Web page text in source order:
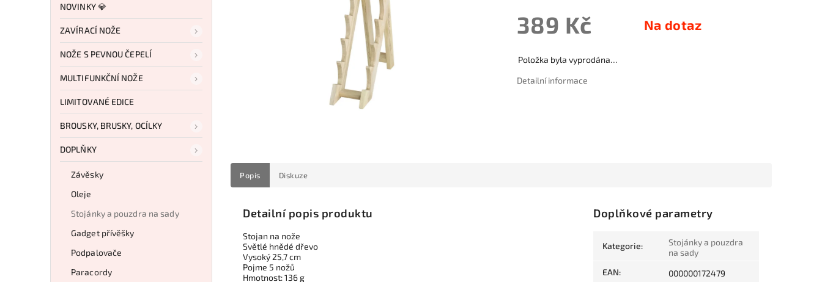
NOVINKY 💎
ZAVÍRACÍ NOŽE
NOŽE S PEVNOU ČEPELÍ
MULTIFUNKČNÍ NOŽE
LIMITOVANÉ EDICE
BROUSKY, BRUSKY, OCÍLKY
DOPLŇKY
Závěsky
Oleje
Stojánky a pouzdra na sady
Gadget přívěšky
Podpalovače
Paracordy
389 Kč Na dotaz
Položka byla vyprodána…
Detailní informace
Popis Diskuze
Detailní popis produktu
Stojan na nože
Světlé hnědé dřevo
Vysoký 25,7 cm
Pojme 5 nožů
Hmotnost: 136 g
Doplňkové parametry
Kategorie:
Stojánky a pouzdra
na sady
EAN: 000000172479